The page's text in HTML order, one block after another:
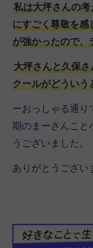
私は大坪さんの
にすごく尊敬を感
が強かったので、
大坪さんと久保
クールがどういう
ーおっしゃる通り
期のまーさんこと
うございました。
ありがとうござい